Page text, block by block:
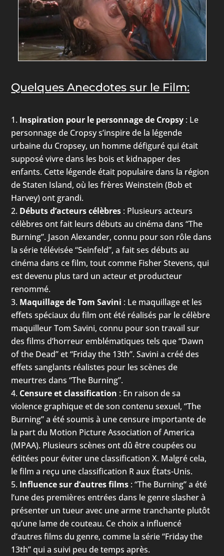
Quelques Anecdotes sur le Film:
Inspiration pour le personnage de Cropsy : Le
personnage de Cropsy s’inspire de la légende
urbaine du Cropsey, un homme défiguré qui était
supposé vivre dans les bois et kidnapper des
enfants. Cette légende était populaire dans la région
de Staten Island, où les frères Weinstein (Bob et
Harvey) ont grandi.
Débuts d’acteurs célèbres : Plusieurs acteurs
célèbres ont fait leurs débuts au cinéma dans “The
Burning”. Jason Alexander, connu pour son rôle dans
la série télévisée “Seinfeld”, a fait ses débuts au
cinéma dans ce film, tout comme Fisher Stevens, qui
est devenu plus tard un acteur et producteur
renommé.
Maquillage de Tom Savini : Le maquillage et les
effets spéciaux du film ont été réalisés par le célèbre
maquilleur Tom Savini, connu pour son travail sur
des films d’horreur emblématiques tels que “Dawn
of the Dead” et “Friday the 13th”. Savini a créé des
effets sanglants réalistes pour les scènes de
meurtres dans “The Burning”.
Censure et classification : En raison de sa
violence graphique et de son contenu sexuel, “The
Burning” a été soumis à une censure importante de
la part du Motion Picture Association of America
(MPAA). Plusieurs scènes ont dû être coupées ou
éditées pour éviter une classification X. Malgré cela,
le film a reçu une classification R aux États-Unis.
Influence sur d’autres films : “The Burning” a été
l’une des premières entrées dans le genre slasher à
présenter un tueur avec une arme tranchante plutôt
qu’une lame de couteau. Ce choix a influencé
d’autres films du genre, comme la série “Friday the
13th” qui a suivi peu de temps après.